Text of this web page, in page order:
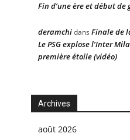
Fin d’une ère et début
deramchidans Finale de
Le PSG explose l’Inter
première étoile (vidéo)
Archives
août 2026